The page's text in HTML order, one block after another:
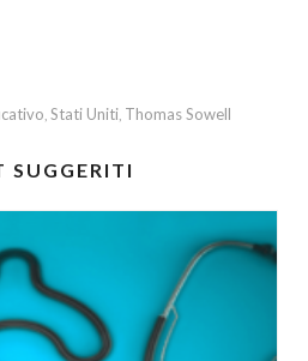
Stati Uniti Thomas Sowell
SUGGERITI